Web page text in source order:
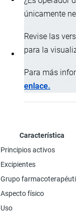
únicamente
Revise las
para la
Para más
enlace.
muerte
recombinante
Relatlimab es
activación de
molecular
Característica
Principios activos
Excipientes
Grupo
Aspecto físico
Uso